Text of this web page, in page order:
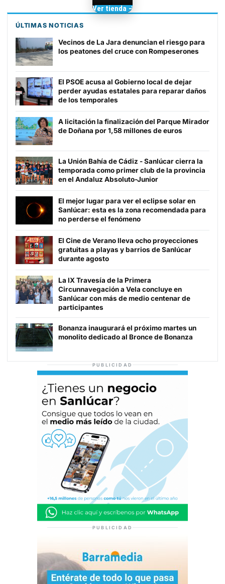
TIENDA DE
Camisetas de Sanlúcar
Ver tienda →
ÚLTIMAS NOTICIAS
Vecinos de La Jara denuncian el riesgo para
los peatones del cruce con Rompeserones
El PSOE acusa al Gobierno local de dejar
perder ayudas estatales para reparar daños
de los temporales
A licitación la finalización del Parque Mirador
de Doñana por 1,58 millones de euros
La Unión Bahía de Cádiz - Sanlúcar cierra la
temporada como primer club de la provincia
en el Andaluz Absoluto-Junior
El mejor lugar para ver el eclipse solar en
Sanlúcar: esta es la zona recomendada para
no perderse el fenómeno
El Cine de Verano lleva ocho proyecciones
gratuitas a playas y barrios de Sanlúcar
durante agosto
La IX Travesía de la Primera
Circunnavegación a Vela concluye en
Sanlúcar con más de medio centenar de
participantes
Bonanza inaugurará el próximo martes un
monolito dedicado al Bronce de Bonanza
PUBLICIDAD
PUBLICIDAD